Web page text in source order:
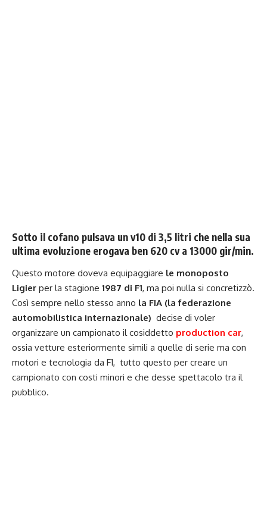
Sotto il cofano pulsava unv10 di 3,5 litri che nella sua
ultima evoluzione erogava ben 620 cv a 13000 gir/min.
Questo motore doveva equipaggiare le monoposto
Ligier per la stagione 1987 di F1, ma poi nulla si concretizzò.
Così sempre nello stesso anno la FIA (la federazione
automobilistica internazionale) decise di voler
organizzare un campionato il cosiddetto production car,
ossia vetture esteriormente simili a quelle di serie ma con
motori e tecnologia da F1, tutto questo per creare un
campionato con costi minori e che desse spettacolo tra il
pubblico.